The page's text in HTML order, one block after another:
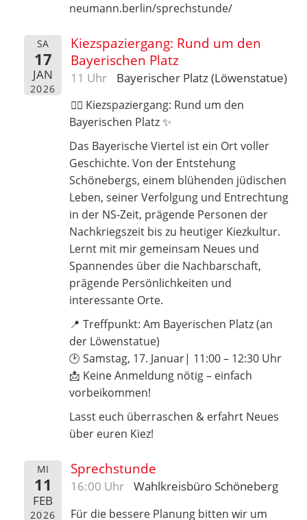
neumann.berlin/sprechstunde/
SA
17
JAN
2026
Kiezspaziergang: Rund um den
Bayerischen Platz
11 Uhr Bayerischer Platz (Löwenstatue)
🚶‍♀️ Kiezspaziergang: Rund um den
Bayerischen Platz ✨
Das Bayerische Viertel ist ein Ort voller
Geschichte. Von der Entstehung
Schönebergs, einem blühenden jüdischen
Leben, seiner Verfolgung und Entrechtung
in der NS-Zeit, prägende Personen der
Nachkriegszeit bis zu heutiger Kiezkultur.
Lernt mit mir gemeinsam Neues und
Spannendes über die Nachbarschaft,
prägende Persönlichkeiten und
interessante Orte.
📍 Treffpunkt: Am Bayerischen Platz (an
der Löwenstatue)
🕑 Samstag, 17. Januar| 11:00 – 12:30 Uhr
📩 Keine Anmeldung nötig – einfach
vorbeikommen!
Lasst euch überraschen & erfahrt Neues
über euren Kiez!
MI
11
FEB
2026
Sprechstunde
16:00 Uhr Wahlkreisbüro Schöneberg
Für die bessere Planung bitten wir um